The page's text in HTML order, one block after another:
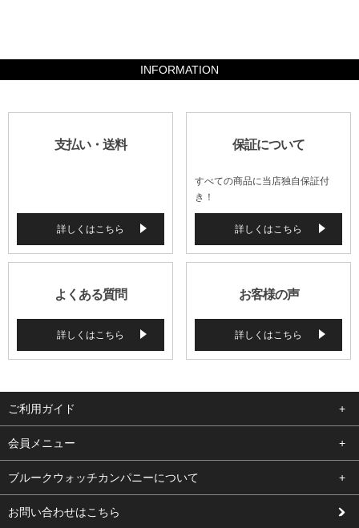
INFORMATION
支払い・送料
詳しくはこちら
保証について
すべての商品に当店独自保証付
き！
詳しくはこちら
よくある質問
詳しくはこちら
お客様の声
詳しくはこちら
ご利用ガイド
よくある質問
支払い・送料
修理依頼
会員メニュー
ログイン
お気に入り
ブルークウォッチカンパニーについて
会社概要
お問い合わせはこちら